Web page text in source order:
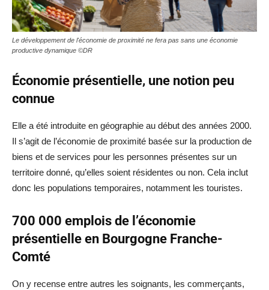
Le développement de l'économie de proximité ne fera pas sans une économie
productive dynamique ©DR
Économie présentielle, une notion peu
connue
Elle a été introduite en géographie au début des années 2000.
Il s’agit de l’économie de proximité basée sur la production de
biens et de services pour les personnes présentes sur un
territoire donné, qu’elles soient résidentes ou non. Cela inclut
donc les populations temporaires, notamment les touristes.
700 000 emplois de l’économie
présentielle en Bourgogne Franche-
Comté
On y recense entre autres les soignants, les commerçants,